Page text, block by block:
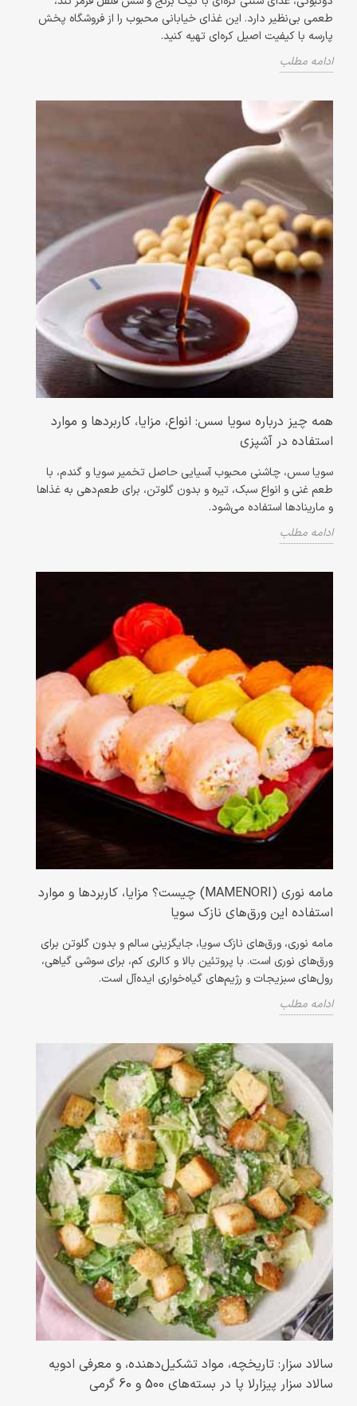
طعمی بی‌نظیر دارد. این غذای خیابانی محبوب را از فروشگاه پخش
پارسه با کیفیت اصیل کره‌ای تهیه کنید.
ادامه مطلب
همه چیز درباره سویا سس: انواع، مزایا، کاربردها و موارد
استفاده در آشپزی
سویا سس، چاشنی محبوب آسیایی حاصل تخمیر سویا و گندم، با
طعم غنی و انواع سبک، تیره و بدون گلوتن، برای طعم‌دهی به غذاها
و مارینادها استفاده می‌شود.
ادامه مطلب
مامه نوری (MAMENORI) چیست؟ مزایا، کاربردها و موارد
استفاده این ورق‌های نازک سویا
مامه نوری، ورق‌های نازک سویا، جایگزینی سالم و بدون گلوتن برای
ورق‌های نوری است. با پروتئین بالا و کالری کم، برای سوشی گیاهی،
رول‌های سبزیجات و رژیم‌های گیاه‌خواری ایده‌آل است.
ادامه مطلب
سالاد سزار: تاریخچه، مواد تشکیل‌دهنده، و معرفی ادویه
سالاد سزار پیزارلا پا در بسته‌های 500 و 60 گرمی